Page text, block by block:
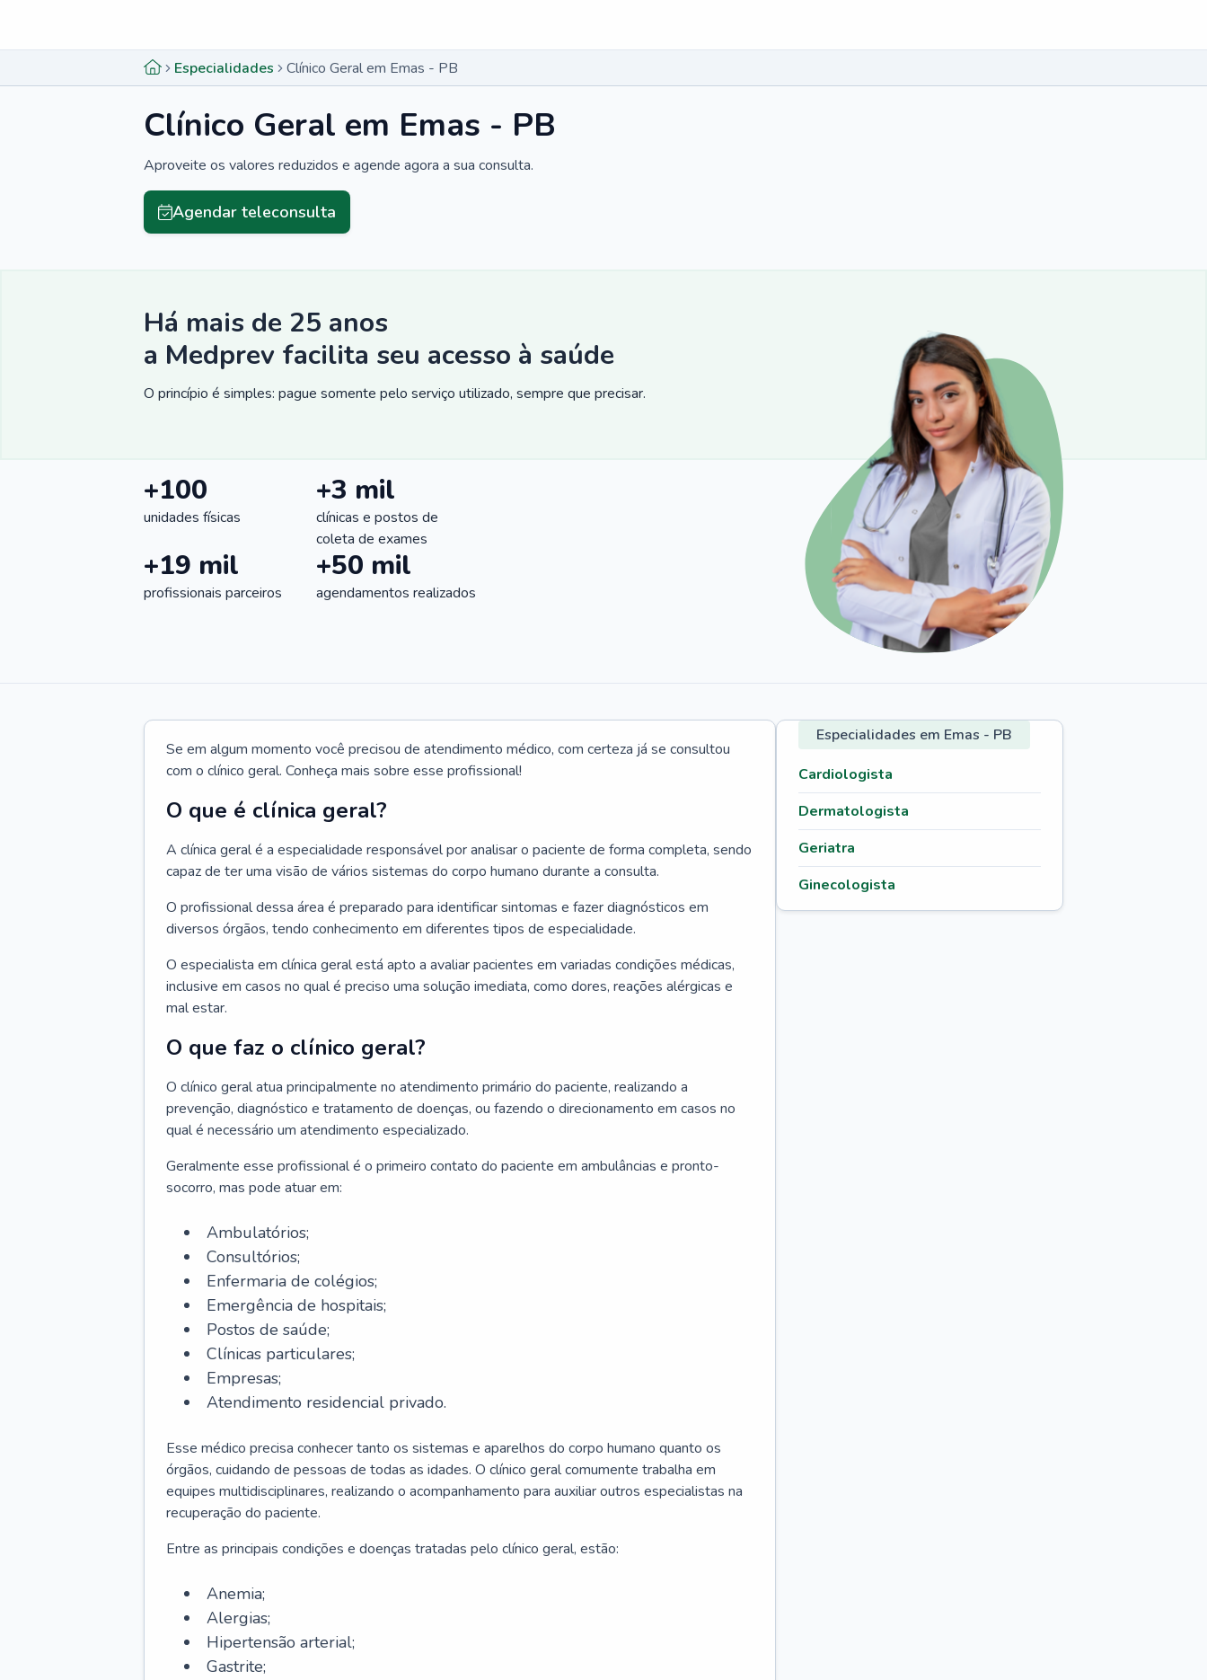
Especialidades Clínico Geral em Emas - PB
Clínico Geral em Emas - PB
Aproveite os valores reduzidos e agende agora a sua consulta.
Agendar teleconsulta
Há mais de 25 anos
a Medprev facilita seu acesso à saúde
O princípio é simples: pague somente pelo serviço utilizado, sempre que precisar.
+100
unidades físicas
+3 mil
clínicas e postos de
coleta de exames
+19 mil
profissionais parceiros
+50 mil
agendamentos realizados
Se em algum momento você precisou de atendimento médico, com certeza já se consultou
com o clínico geral. Conheça mais sobre esse profissional!
O que é clínica geral?
A clínica geral é a especialidade responsável por analisar o paciente de forma completa, sendo
capaz de ter uma visão de vários sistemas do corpo humano durante a consulta.
O profissional dessa área é preparado para identificar sintomas e fazer diagnósticos em
diversos órgãos, tendo conhecimento em diferentes tipos de especialidade.
O especialista em clínica geral está apto a avaliar pacientes em variadas condições médicas,
inclusive em casos no qual é preciso uma solução imediata, como dores, reações alérgicas e
mal estar.
O que faz o clínico geral?
O clínico geral atua principalmente no atendimento primário do paciente, realizando a
prevenção, diagnóstico e tratamento de doenças, ou fazendo o direcionamento em casos no
qual é necessário um atendimento especializado.
Geralmente esse profissional é o primeiro contato do paciente em ambulâncias e pronto-
socorro, mas pode atuar em:
Ambulatórios;
Consultórios;
Enfermaria de colégios;
Emergência de hospitais;
Postos de saúde;
Clínicas particulares;
Empresas;
Atendimento residencial privado.
Esse médico precisa conhecer tanto os sistemas e aparelhos do corpo humano quanto os
órgãos, cuidando de pessoas de todas as idades. O clínico geral comumente trabalha em
equipes multidisciplinares, realizando o acompanhamento para auxiliar outros especialistas na
recuperação do paciente.
Entre as principais condições e doenças tratadas pelo clínico geral, estão:
Anemia;
Alergias;
Hipertensão arterial;
Gastrite;
Especialidades em Emas - PB
Cardiologista
Dermatologista
Geriatra
Ginecologista